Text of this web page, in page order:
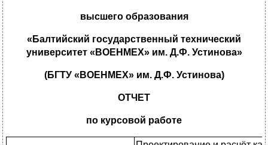
высшего образования
«Балтийский государственный технический
университет «ВОЕНМЕХ» им. Д.Ф. Устинова»
(БГТУ «ВОЕНМЕХ» им. Д.Ф. Устинова)
ОТЧЕТ
по курсовой работе